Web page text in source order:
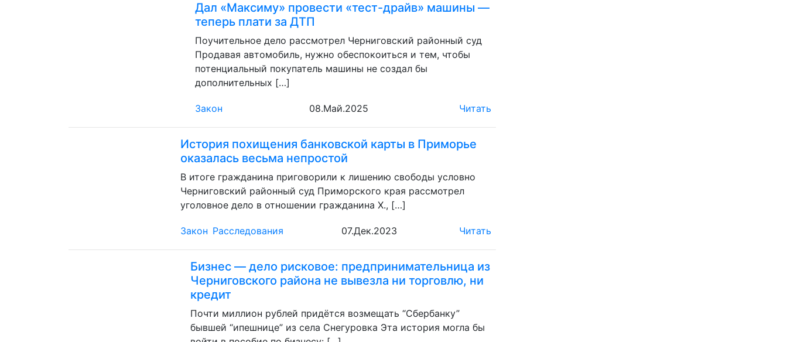
Дал «Максиму» провести «тест-драйв» машины —
теперь плати за ДТП
Поучительное дело рассмотрел Черниговский районный суд
Продавая автомобиль, нужно обеспокоиться и тем, чтобы
потенциальный покупатель машины не создал бы
дополнительных […]
Закон 08.Май.2025 Читать
История похищения банковской карты в Приморье
оказалась весьма непростой
В итоге гражданина приговорили к лишению свободы условно
Черниговский районный суд Приморского края рассмотрел
уголовное дело в отношении гражданина X., […]
Закон Расследования 07.Дек.2023 Читать
Бизнес — дело рисковое: предпринимательница из
Черниговского района не вывезла ни торговлю, ни
кредит
Почти миллион рублей придётся возмещать “Сбербанку”
бывшей “ипешнице” из села Снегуровка Эта история могла бы